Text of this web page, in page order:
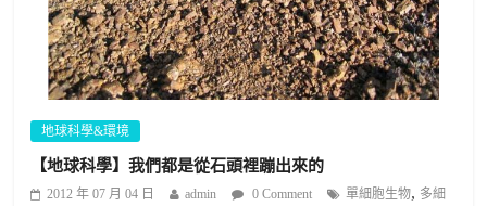
地球科學&環境
【地球科學】我們都是從石頭裡蹦出來的
2012 年 07 月 04 日 admin 0 Comment 單細胞生物, 多細